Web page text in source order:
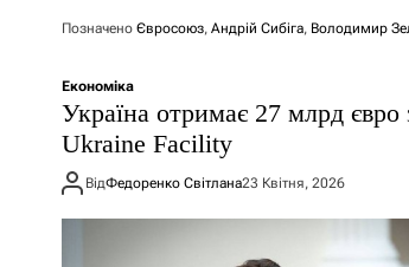
Позначено Євросоюз, Андрій Сибіга, Володимир
Економіка
Україна отримає 27 млрд
Ukraine Facility
ВідФедоренко Світлана23 Квітня, 2026